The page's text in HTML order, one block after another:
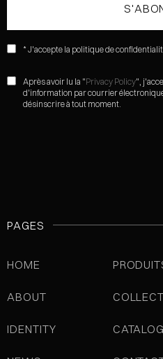
* J'accepte la politique de
Après avoir lu la "Privacy Policy",
d'information par courrier
désinscrire à tout moment.
PAGES
HOME
ABOUT
IDENTITY